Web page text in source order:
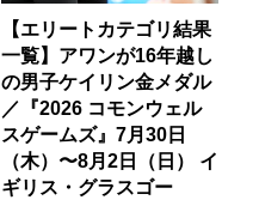
【エリートカテゴリ結果
一覧】アワンが16年越し
の男子ケイリン金メダル
／『2026 コモンウェル
スゲームズ』7月30日
（木）〜8月2日（日） イ
ギリス・グラスゴー